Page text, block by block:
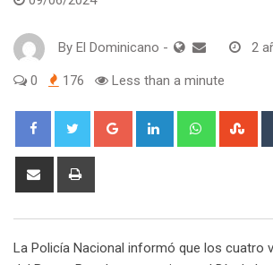
By El Dominicano - 2
0 176 Less than a minute
Google+ LinkedIn Whatsapp
Share
La Policía Nacional informó que los cuatro